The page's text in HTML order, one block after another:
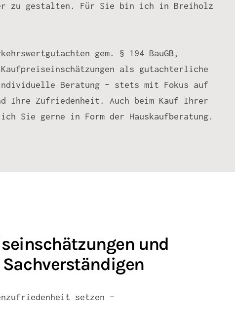
zu gestalten. Für Sie bin ich in Breiholz
gem. § 194 BauGB,
als gutachterliche
individuelle Beratung – stets mit Fokus auf
Ihre Zufriedenheit. Auch beim Kauf Ihrer
Sie gerne in Form der Hauskaufberatung.
und
setzen –